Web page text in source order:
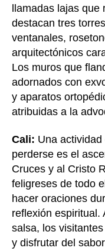
llamadas lajas que
destacan tres
ventanales,
arquitectónicos
Los muros que
adornados con
y aparatos
atribuidas a la
Cali: Una
perderse es el
Cruces y al Cristo
feligreses de todo
hacer oraciones
reflexión espiritual.
salsa, los
y disfrutar del